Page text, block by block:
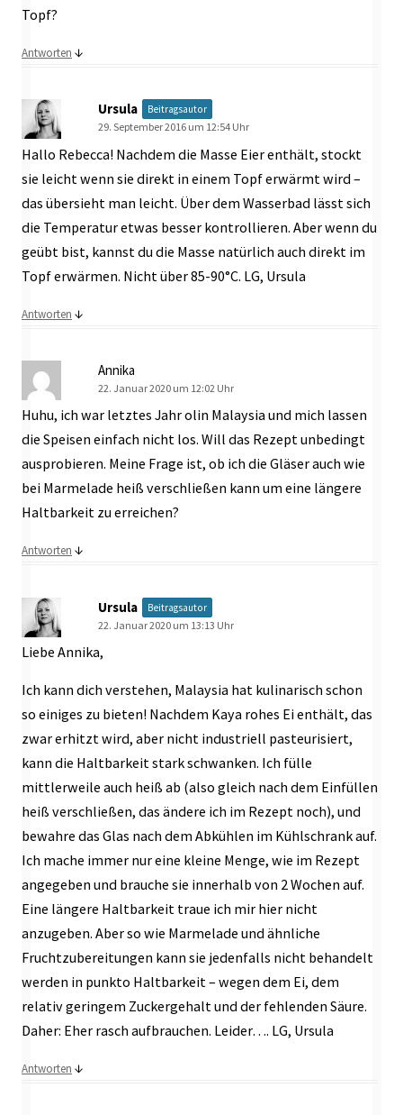
Topf?
Antworten ↓
Ursula Beitragsautor
29. September 2016 um 12:54 Uhr
Hallo Rebecca! Nachdem die Masse Eier enthält, stockt
sie leicht wenn sie direkt in einem Topf erwärmt wird –
das übersieht man leicht. Über dem Wasserbad lässt sich
die Temperatur etwas besser kontrollieren. Aber wenn du
geübt bist, kannst du die Masse natürlich auch direkt im
Topf erwärmen. Nicht über 85-90°C. LG, Ursula
Antworten ↓
Annika
22. Januar 2020 um 12:02 Uhr
Huhu, ich war letztes Jahr olin Malaysia und mich lassen
die Speisen einfach nicht los. Will das Rezept unbedingt
ausprobieren. Meine Frage ist, ob ich die Gläser auch wie
bei Marmelade heiß verschließen kann um eine längere
Haltbarkeit zu erreichen?
Antworten ↓
Ursula Beitragsautor
22. Januar 2020 um 13:13 Uhr
Liebe Annika,
Ich kann dich verstehen, Malaysia hat kulinarisch schon
so einiges zu bieten! Nachdem Kaya rohes Ei enthält, das
zwar erhitzt wird, aber nicht industriell pasteurisiert,
kann die Haltbarkeit stark schwanken. Ich fülle
mittlerweile auch heiß ab (also gleich nach dem Einfüllen
heiß verschließen, das ändere ich im Rezept noch), und
bewahre das Glas nach dem Abkühlen im Kühlschrank auf.
Ich mache immer nur eine kleine Menge, wie im Rezept
angegeben und brauche sie innerhalb von 2 Wochen auf.
Eine längere Haltbarkeit traue ich mir hier nicht
anzugeben. Aber so wie Marmelade und ähnliche
Fruchtzubereitungen kann sie jedenfalls nicht behandelt
werden in punkto Haltbarkeit – wegen dem Ei, dem
relativ geringem Zuckergehalt und der fehlenden Säure.
Daher: Eher rasch aufbrauchen. Leider…. LG, Ursula
Antworten ↓